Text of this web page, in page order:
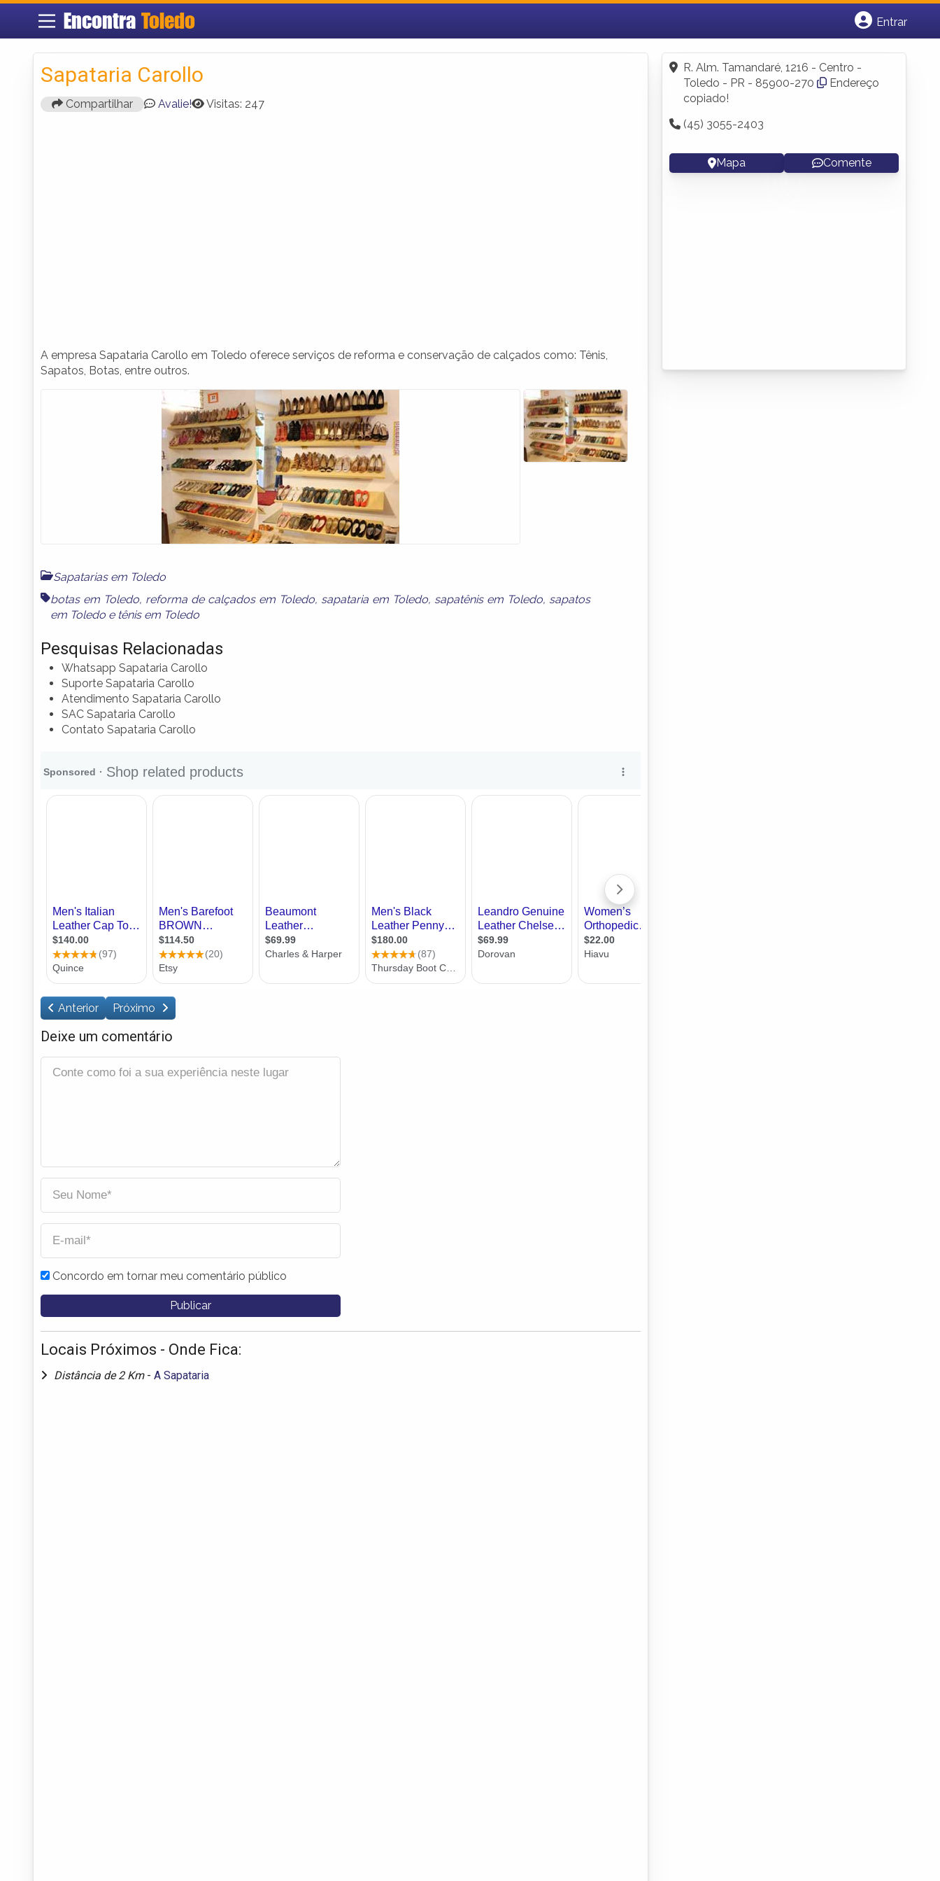
Encontra Toledo
Entrar
Fazer login
Criar conta
Sapataria Carollo
Compartilhar Avalie! Visitas: 247
A empresa Sapataria Carollo em Toledo oferece serviços de reforma e conservação de calçados como: Tênis,
Sapatos, Botas, entre outros.
Sapatarias em Toledo
botas em Toledo, reforma de calçados em Toledo, sapataria em Toledo, sapatênis em Toledo, sapatos
em Toledo e tênis em Toledo
Pesquisas Relacionadas
Whatsapp Sapataria Carollo
Suporte Sapataria Carollo
Atendimento Sapataria Carollo
SAC Sapataria Carollo
Contato Sapataria Carollo
Anterior Próximo
Deixe um comentário
Concordo em tornar meu comentário público
Locais Próximos - Onde Fica:
Distância de 2 Km - A Sapataria
R. Alm. Tamandaré, 1216 - Centro -
Toledo - PR - 85900-270
Endereço
copiado!
(45) 3055-2403
Mapa Comente